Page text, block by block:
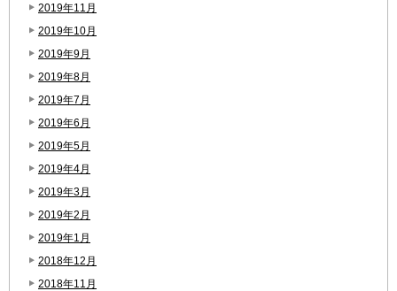
2019年11月
2019年10月
2019年9月
2019年8月
2019年7月
2019年6月
2019年5月
2019年4月
2019年3月
2019年2月
2019年1月
2018年12月
2018年11月